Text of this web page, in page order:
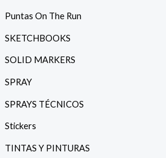
Puntas On The Run
SKETCHBOOKS
SOLID MARKERS
SPRAY
SPRAYS TÉCNICOS
Stickers
TINTAS Y PINTURAS